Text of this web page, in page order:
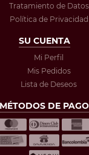
Tratamiento de Datos
Política de Privacidad
SU CUENTA
Mi Perfil
Mis Pedidos
Lista de Deseos
MÉTODOS DE PAGO